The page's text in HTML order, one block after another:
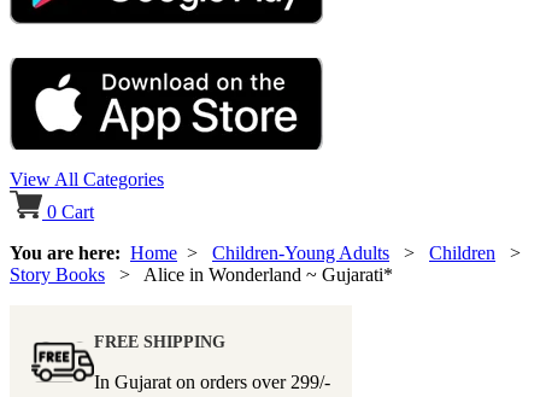
View All Categories
0 Cart
You are here: Home > Children-Young Adults > Children >
Story Books > Alice in Wonderland ~ Gujarati*
FREE SHIPPING
In Gujarat on orders over 299/-